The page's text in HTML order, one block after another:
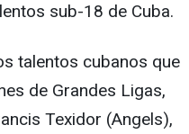
sub-18 de Cuba.
talentos cubanos que
de Grandes Ligas,
Texidor (Angels),